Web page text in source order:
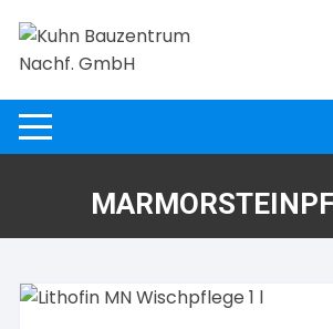
Inhalt
springen